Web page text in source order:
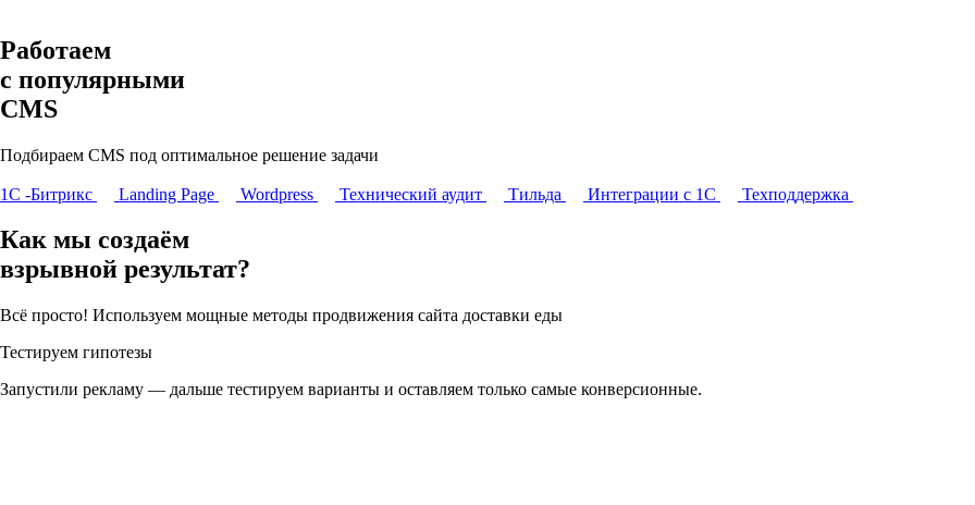
Работаем
с популярными
CMS
Подбираем CMS под оптимальное решение задачи
1С -Битрикс Landing Page Wordpress Технический аудит Тильда Интеграции с 1С Техподдержка
Как мы создаём
взрывной результат?
Всё просто! Используем мощные методы продвижения сайта доставки еды
Тестируем гипотезы
Запустили рекламу — дальше тестируем варианты и оставляем только самые конверсионные.